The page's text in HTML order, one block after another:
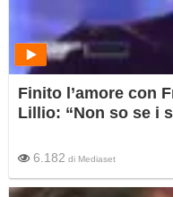
Finito l’amore con
Lillio: “Non so se i
6.182 di Mediaset